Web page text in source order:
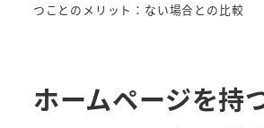
つことのメリット：ない場合との比較
ホームページを持